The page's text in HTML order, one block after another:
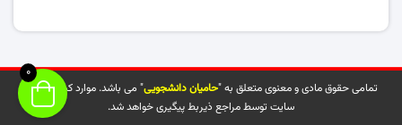
تمامی حقوق مادی و معنوی متعلق به "حامیان دانشجویی" می باشد. موارد کپی شده از
سایت توسط مراجع ذیربط پیگیری خواهد شد.
0